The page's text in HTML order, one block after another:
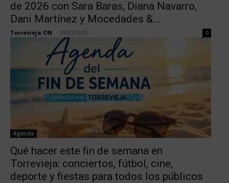
de 2026 con Sara Baras, Diana Navarro,
Dani Martínez y Mocedades &...
Torrevieja ON 10/07/2026 0
Agenda
Qué hacer este fin de semana en
Torrevieja: conciertos, fútbol, cine,
deporte y fiestas para todos los públicos